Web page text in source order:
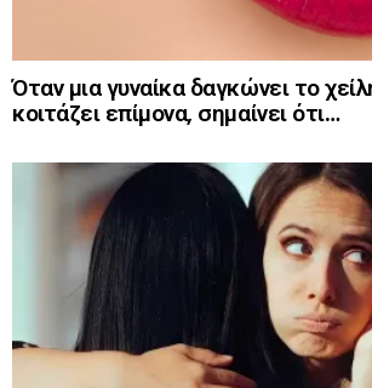
Όταν μια γυναίκα δαγκώνει το
κοιτάζει επίμονα, σημαίνει ότι…